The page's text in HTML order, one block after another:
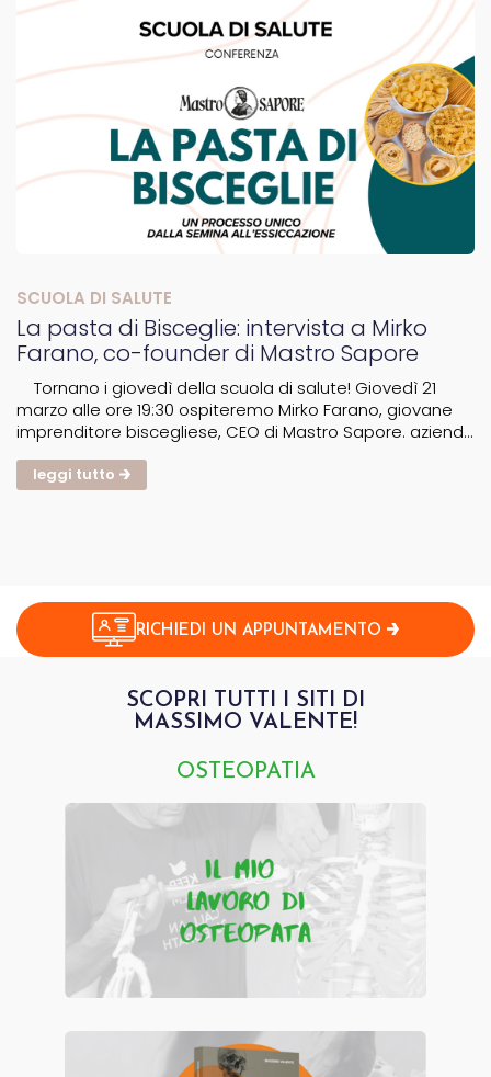
La pasta di Bisceglie: intervista a Mirko
Farano, co-founder di Mastro Sapore
SCUOLA DI SALUTE
Tornano i giovedì della scuola di salute! Giovedì 21
marzo alle ore 19:30 ospiteremo Mirko Farano, giovane
imprenditore biscegliese, CEO di Mastro Sapore. azienda
di prodotti locali che pone molta attenzione alle
materie prime, ma soprattutto a tutta la...
leggi tutto
RICHIEDI UN APPUNTAMENTO
SCOPRI TUTTI I SITI DI
MASSIMO VALENTE!
OSTEOPATIA